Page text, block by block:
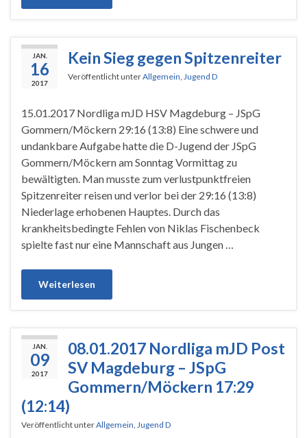
JAN.
16
2017
Kein Sieg gegen Spitzenreiter
Veröffentlicht unterAllgemein Jugend D
15.01.2017 Nordliga mJD HSV Magdeburg – JSpG
Gommern/Möckern 29:16 (13:8) Eine schwere und
undankbare Aufgabe hatte die D-Jugend der JSpG
Gommern/Möckern am Sonntag Vormittag zu
bewältigten. Man musste zum verlustpunktfreien
Spitzenreiter reisen und verlor bei der 29:16 (13:8)
Niederlage erhobenen Hauptes. Durch das
krankheitsbedingte Fehlen von Niklas Fischenbeck
spielte fast nur eine Mannschaft aus Jungen …
Weiterlesen
JAN.
09
2017
08.01.2017 Nordliga mJD Post
SV Magdeburg – JSpG
Gommern/Möckern 17:29
(12:14)
Veröffentlicht unterAllgemein Jugend D